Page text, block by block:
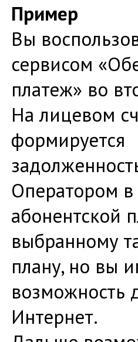
Пример
Вы
сервисом
платеж» во
На лицевом
формируется
Оператором
абонентской
выбранному
плану, но вы
возможность
Интернет.